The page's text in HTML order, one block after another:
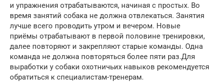
и упражнения отрабатываются, начиная с простых. Во
время занятий собака не должна отвлекаться. Занятия
лучше всего проводить утром и вечером. Новые
приёмы отрабатывают в первой половине тренировки,
далее повторяют и закрепляют старые команды. Одна
команда не должна повторяться более пяти раз.Для
выработки у собаки охотничьих навыков рекомендуется
обратиться к специалистам-тренерам.